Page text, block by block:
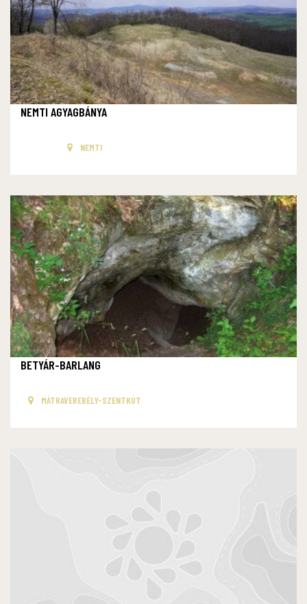
NEMTI AGYAGBÁNYA
NEMTI
BETYÁR-BARLANG
MÁTRAVEREBÉLY-SZENTKÚT